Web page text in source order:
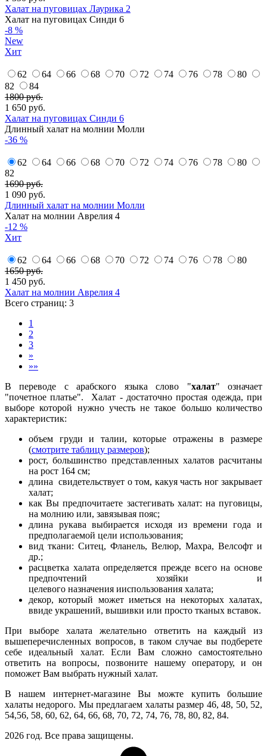
Халат на пуговицах Лаурика 2
Халат на пуговицах Синди 6
-8 %
New
Хит
62 64 66 68 70 72 74 76 78
80
82
84
1800 руб.
1 650 руб.
Халат на пуговицах Синди 6
Длинный халат на молнии Молли
-36 %
62 64 66 68 70 72 74 76 78
80
82
1690 руб.
1 090 руб.
Длинный халат на молнии Молли
Халат на молнии Аврелия 4
-12 %
Хит
62 64 66 68 70 72 74 76 78
80
1650 руб.
1 450 руб.
Халат на молнии Аврелия 4
Всего страниц: 3
1
2
3
»
»»
В переводе с арабского языка слово "халат" означает
"почетное платье". Халат - достаточно простая одежда, при
выборе которой нужно учесть не такое большо количество
характеристик:
объем груди и талии, которые отражены в размере
(смотрите таблицу размеров);
рост, большинство представленных халатов расчитаны
на рост 164 см;
длина свидетельствует о том, какуя часть ног закрывает
халат;
как Вы предпочитаете застегивать халат: на пуговицы,
на молнию или, завязывая пояс;
длина рукава выбирается исходя из времени года и
предполагаемой цели использования;
вид ткани: Ситец, Фланель, Велюр, Махра, Велсофт и
др.;
расцветка халата определяется прежде всего на основе
предпочтений хозяйки и
целевого назначения ииспользования халата;
декор, который может иметься на некоторых халатах,
ввиде украшений, вышивки или просто тканых вставок.
При выборе халата желательно ответить на каждый из
вышеперечисленных вопросов, в таком случае вы подберете
себе идеальный халат. Если Вам сложно самостоятельно
ответить на вопросы, позвоните нашему оператору, и он
поможет Вам выбрать нужный халат.
В нашем интернет-магазине Вы можте купить большие
халаты недорого. Мы предлагаем халаты размер 46, 48, 50, 52,
54,56, 58, 60, 62, 64, 66, 68, 70, 72, 74, 76, 78, 80, 82, 84.
2026 год. Все права защищены.